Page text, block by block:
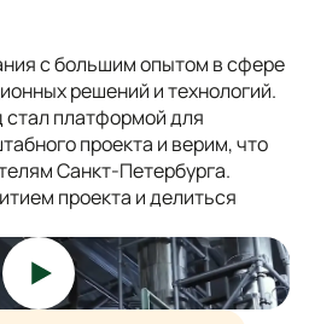
с большим опытом в сфере
решений и технологий.
платформой для
проекта и верим, что
Санкт-Петербурга.
проекта и делиться